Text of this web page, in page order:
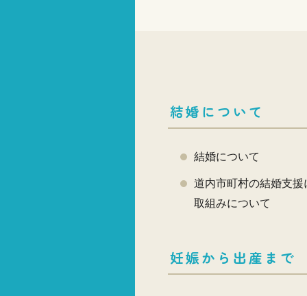
結婚について
結婚について
道内市町村の結婚支援
取組みについて
妊娠から出産まで